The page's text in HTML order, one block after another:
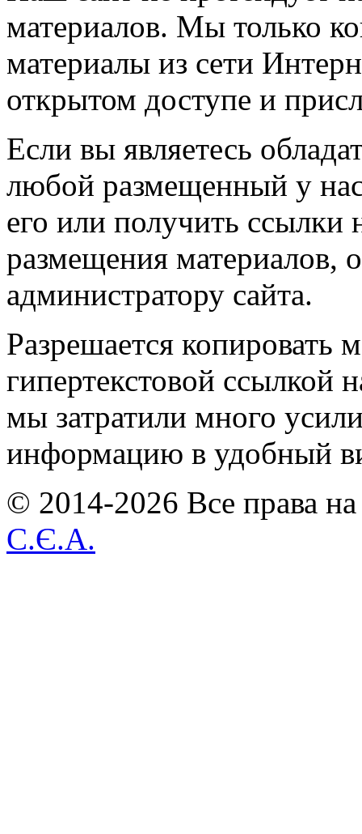
материалов. Мы только
материалы из сети
открытом доступе и
Если вы являетесь
любой размещенный у
его или получить ссылки
размещения материалов,
администратору сайта.
Разрешается копировать
гипертекстовой ссылкой
мы затратили много
информацию в удобный
© 2014-2026 Все права
С.Є.А.